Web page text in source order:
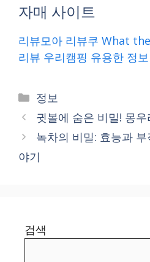
자매 사이트
리뷰모아 리뷰쿠 What
리뷰 우리캠핑 유용한 정보
Categories
정보
귓볼에 숨은 비밀! 몽
녹차의 비밀: 효능과
야기
검색